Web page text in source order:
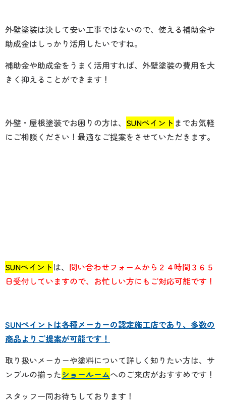
外壁塗装は決して安い工事ではないので、使える補助金や
助成金はしっかり活用したいですね。
補助金や助成金をうまく活用すれば、外壁塗装の費用を大
きく抑えることができます！
外壁・屋根塗装でお困りの方は、 SUNペイント までお気軽
にご相談ください！最適なご提案をさせていただきます。
SUNペイント は、 問い合わせフォームから２４時間３６５
日受付していますので、お忙しい方にもご対応可能です！
SUNペイントは各種メーカーの認定施工店であり、多数の
商品よりご提案が可能です！
取り扱いメーカーや塗料について詳しく知りたい方は、サ
ンプルの揃ったショールームへのご来店がおすすめです！
スタッフ一同お待ちしております！